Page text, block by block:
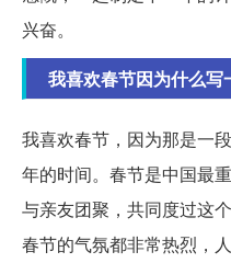
兴奋。
我喜欢春节因为什么写
我喜欢春节，因为那是一
年的时间。春节是中国最
与亲友团聚，共同度过这
春节的气氛都非常热烈，